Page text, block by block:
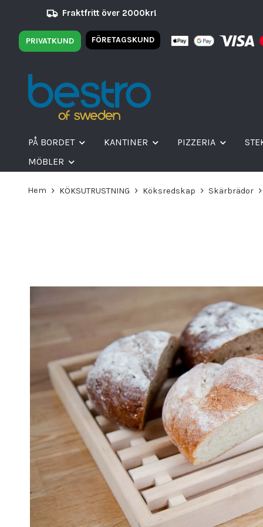
Fraktfritt över 2000kr!
PRIVATKUND FÖRETAGSKUND
PÅ BORDET KANTINER PIZZERIA
MÖBLER
Hem KÖKSUTRUSTNING Köksredskap Skärbrädor